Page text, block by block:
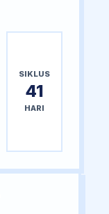
SIKLUS
41
HARI